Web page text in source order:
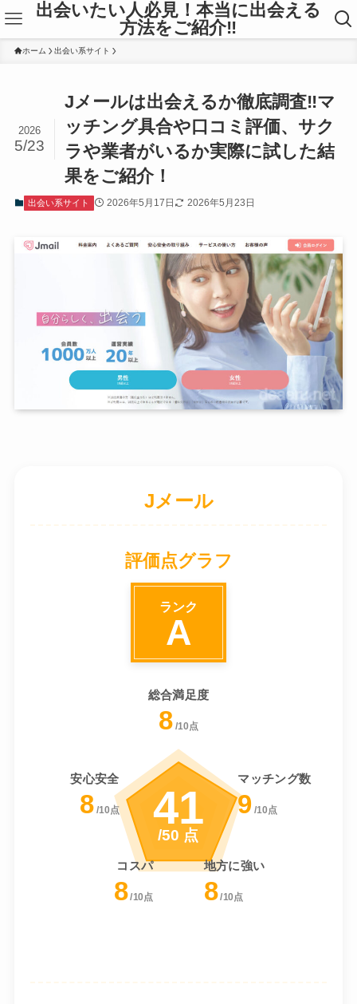
出会いたい人必見！本当に出会える
方法をご紹介‼
ホーム 出会い系サイト
Jメールは出会えるか徹底調査‼マ
ッチング具合や口コミ評価、サク
ラや業者がいるか実際に試した結
果をご紹介！
2026
5/23
出会い系サイト 2026年5月17日 2026年5月23日
Jメール
評価点グラフ
ランク
A
41
/50 点
総合満足度
8 /10点
マッチング数
9 /10点
地方に強い
8/10点
コスパ
8/10点
安心安全
8 /10点